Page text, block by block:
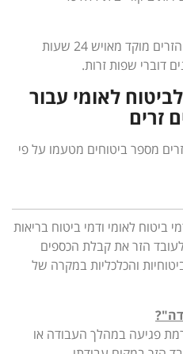
קופ"ח מעמידה לרשות העובדים הזרים מוקד מאויש 24 שעות
דוברי שפות זרות.
לאומי עבור
זרים
מספר ביטוחים מטעמו על פי
לאומי ודמי ביטוח בריאות
הזר את קבלת הכספים
והכלכליות במקרה של
פגיעה במהלך העבודה או